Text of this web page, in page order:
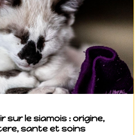
sur le siamois : origine,
sante et soins